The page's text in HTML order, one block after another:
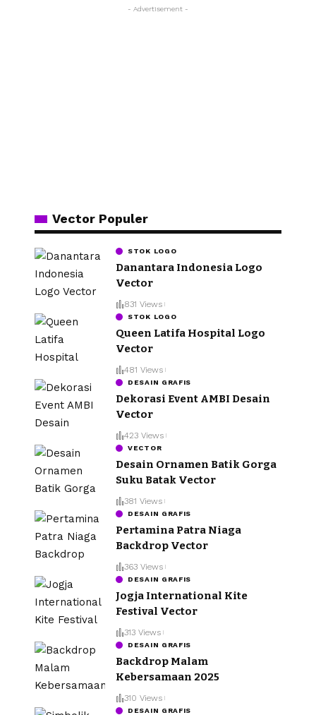
- Advertisement -
Vector Populer
STOK LOGO
Danantara Indonesia Logo
Vector
831 Views
STOK LOGO
Queen Latifa Hospital Logo
Vector
481 Views
DESAIN GRAFIS
Dekorasi Event AMBI Desain
Vector
423 Views
VECTOR
Desain Ornamen Batik Gorga
Suku Batak Vector
381 Views
DESAIN GRAFIS
Pertamina Patra Niaga
Backdrop Vector
363 Views
DESAIN GRAFIS
Jogja International Kite
Festival Vector
313 Views
DESAIN GRAFIS
Backdrop Malam
Kebersamaan 2025
310 Views
DESAIN GRAFIS